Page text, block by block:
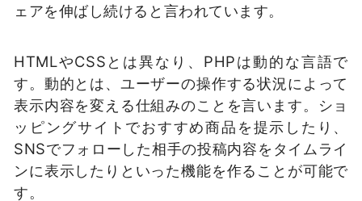
ェアを伸ばし続けると言われています。
HTMLやCSSとは異なり、PHPは動的な言語で
す。動的とは、ユーザーの操作する状況によって
表示内容を変える仕組みのことを言います。ショ
ッピングサイトでおすすめ商品を提示したり、
SNSでフォローした相手の投稿内容をタイムライ
ンに表示したりといった機能を作ることが可能で
す。